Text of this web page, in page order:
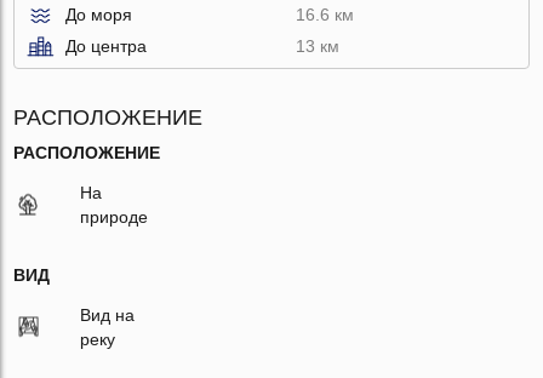
До моря
16.6 км
До центра
13 км
РАСПОЛОЖЕНИЕ
РАСПОЛОЖЕНИЕ
На
природе
ВИД
Вид на
реку